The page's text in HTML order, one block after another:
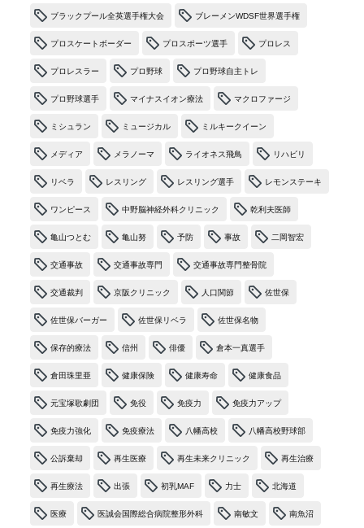
ブラックプール全英選手権大会 ブレーメンWDSF世界選手権
プロスケートボーダー プロスポーツ選手 プロレス
プロレスラー プロ野球 プロ野球自主トレ
プロ野球選手 マイナスイオン療法 マクロファージ
ミシュラン ミュージカル ミルキークイーン
メディア メラノーマ ライオネス飛鳥 リハビリ
リベラ レスリング レスリング選手 レモンステーキ
ワンピース 中野脳神経外科クリニック 乾利夫医師
亀山つとむ 亀山努 予防 事故 二岡智宏
交通事故 交通事故専門 交通事故専門整骨院
交通裁判 京阪クリニック 人口関節 佐世保
佐世保バーガー 佐世保リベラ 佐世保名物
保存的療法 信州 俳優 倉本一真選手
倉田珠里亜 健康保険 健康寿命 健康食品
元宝塚歌劇団 免役 免疫力 免疫力アップ
免疫力強化 免疫療法 八幡高校 八幡高校野球部
公訴棄却 再生医療 再生未来クリニック 再生治療
再生療法 出張 初乳MAF 力士 北海道
医療 医誠会国際総合病院整形外科 南敏文 南魚沼